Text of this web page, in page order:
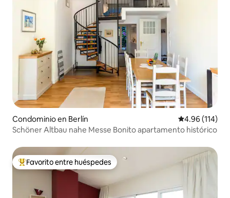
Condominio en Berlín Calificación
4.96 (114)
Schöner Altbau nahe Messe Bonito apartamento histórico
De los mejores en Favorito entre huéspedes
Favorito entre huéspedes